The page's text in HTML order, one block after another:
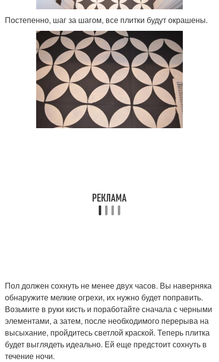
Постепенно, шаг за шагом, все плитки будут окрашены.
Пол должен сохнуть не менее двух часов. Вы наверняка
обнаружите мелкие огрехи, их нужно будет поправить.
Возьмите в руки кисть и поработайте сначала с черными
элементами, а затем, после необходимого перерыва на
высыхание, пройдитесь светлой краской. Теперь плитка
будет выглядеть идеально. Ей еще предстоит сохнуть в
течение ночи.